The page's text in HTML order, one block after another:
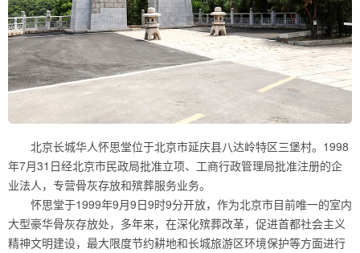
北京长城华人怀思堂位于北京市延庆县八达岭特区三堡村。1998
年7月31日经北京市民政局批准立项、工商行政管理局批准注册的企
业法人，专营骨灰存放和殡葬服务业务。
怀思堂于1999年9月9日9时9分开放，作为北京市目前唯一的室内
大型豪华骨灰存放处，多年来，在深化殡葬改革，促进首都社会主义
精神文明建设，最大限度节约耕地和长城旅游区环境保护等方面进行